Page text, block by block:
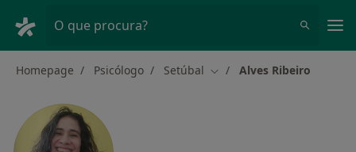
O que procura?
Homepage Psicólogo Setúbal Mudar de cidade
Alves Ribeiro